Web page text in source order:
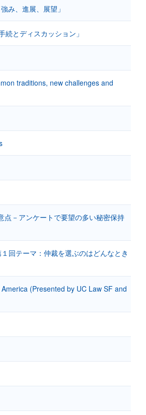
み、進展、展望」
とディスカッション」
traditions, new challenges and
点－アンケートで要望の多い秘密保持
回テーマ：仲裁を選ぶのはどんなとき
(Presented by UC Law SF and